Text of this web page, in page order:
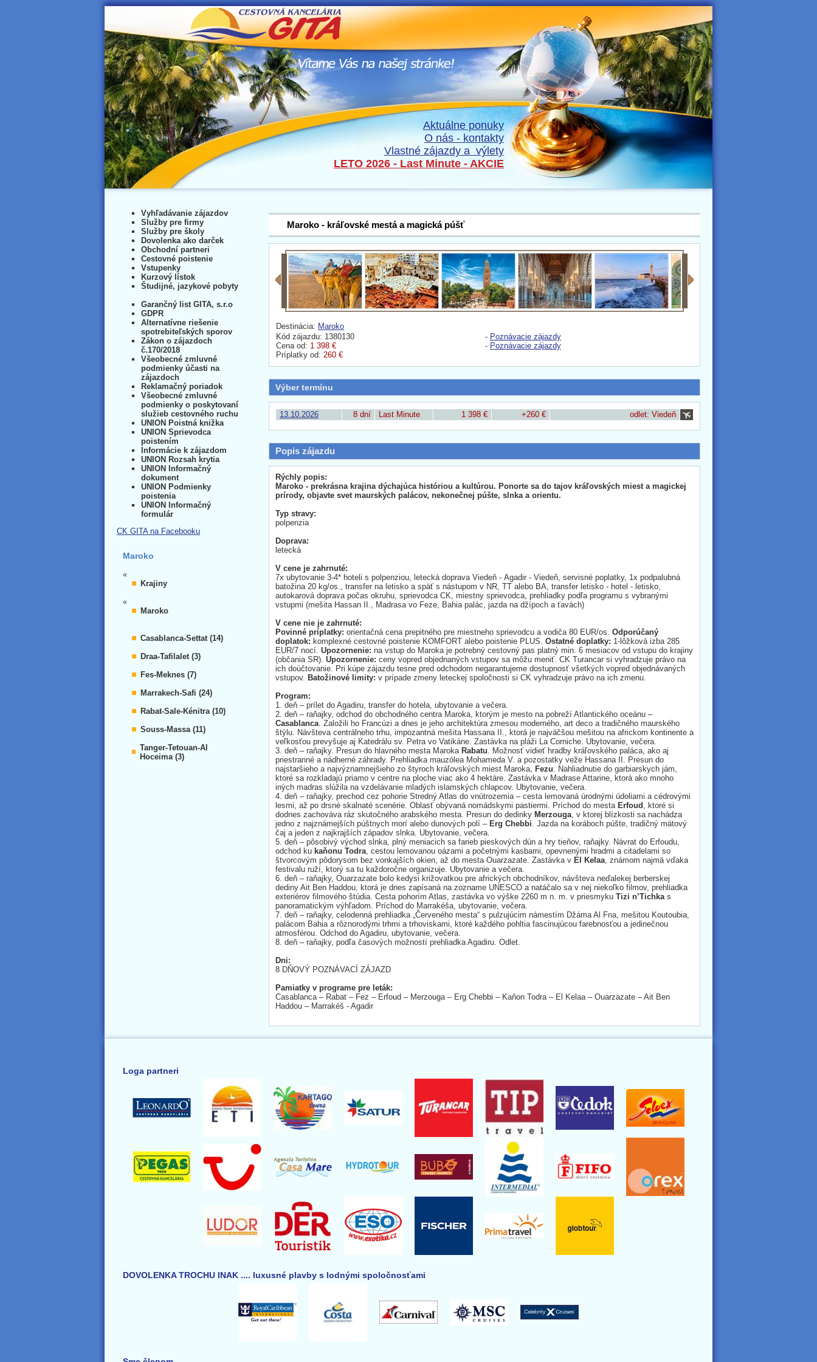
Aktuálne ponuky
O nás - kontakty
Vlastné zájazdy a výlety
LETO 2026 - Last Minute - AKCIE
Maroko - kráľovské mestá a magická púšť
Destinácia: Maroko
Kód zájazdu: 1380130
Cena od: 1 398 €
Príplatky od: 260 €
- Poznávacie zájazdy
- Poznávacie zájazdy
Výber termínu
13.10.2026 8 dní Last Minute 1 398 € +260 € odlet: Viedeň
Popis zájazdu
Rýchly popis:
Maroko - prekrásna krajina dýchajúca históriou a kultúrou. Ponorte sa do tajov kráľovských miest a magickej
prírody, objavte svet maurských palácov, nekonečnej púšte, slnka a orientu.
Typ stravy:
polpenzia
Doprava:
letecká
V cene je zahrnuté:
7x ubytovanie 3-4* hoteli s polpenziou, letecká doprava Viedeň - Agadir - Viedeň, servisné poplatky, 1x podpalubná
batožina 20 kg/os., transfer na letisko a späť s nástupom v NR, TT alebo BA, transfer letisko - hotel - letisko,
autokarová doprava počas okruhu, sprievodca CK, miestny sprievodca, prehliadky podľa programu s vybranými
vstupmi (mešita Hassan II., Madrasa vo Feze, Bahia palác, jazda na džípoch a ťavách)
V cene nie je zahrnuté:
Povinné príplatky: orientačná cena prepitného pre miestneho sprievodcu a vodiča 80 EUR/os. Odporúčaný
doplatok: komplexné cestovné poistenie KOMFORT alebo poistenie PLUS. Ostatné doplatky: 1-lôžková izba 285
EUR/7 nocí. Upozornenie: na vstup do Maroka je potrebný cestovný pas platný min. 6 mesiacov od vstupu do krajiny
(občania SR). Upozornenie: ceny vopred objednaných vstupov sa môžu meniť. CK Turancar si vyhradzuje právo na
ich doúčtovanie. Pri kúpe zájazdu tesne pred odchodom negarantujeme dostupnosť všetkých vopred objednávaných
vstupov. Batožinové limity: v prípade zmeny leteckej spoločnosti si CK vyhradzuje právo na ich zmenu.
Program:
1. deň – prílet do Agadiru, transfer do hotela, ubytovanie a večera.
2. deň – raňajky, odchod do obchodného centra Maroka, ktorým je mesto na pobreží Atlantického oceánu –
Casablanca. Založili ho Francúzi a dnes je jeho architektúra zmesou moderného, art deco a tradičného maurského
štýlu. Návšteva centrálneho trhu, impozantná mešita Hassana II., ktorá je najväčšou mešitou na africkom kontinente a
veľkosťou prevyšuje aj Katedrálu sv. Petra vo Vatikáne. Zastávka na pláži La Corniche. Ubytovanie, večera.
3. deň – raňajky. Presun do hlavného mesta Maroka Rabatu. Možnosť vidieť hradby kráľovského paláca, ako aj
priestranné a nádherné záhrady. Prehliadka mauzólea Mohameda V. a pozostatky veže Hassana II. Presun do
najstaršieho a najvýznamnejšieho zo štyroch kráľovských miest Maroka, Fezu. Nahliadnutie do garbiarskych jám,
ktoré sa rozkladajú priamo v centre na ploche viac ako 4 hektáre. Zastávka v Madrase Attarine, ktorá ako mnoho
iných madras slúžila na vzdelávanie mladých islamských chlapcov. Ubytovanie, večera.
4. deň – raňajky, prechod cez pohorie Stredný Atlas do vnútrozemia – cesta lemovaná úrodnými údoliami a cédrovými
lesmi, až po drsné skalnaté scenérie. Oblasť obývaná nomádskymi pastiermi. Príchod do mesta Erfoud , ktoré si
dodnes zachováva ráz skutočného arabského mesta. Presun do dedinky Merzouga, v ktorej blízkosti sa nachádza
jedno z najznámejších púštnych morí alebo dunových polí – Erg Chebbi. Jazda na koráboch púšte, tradičný mätový
čaj a jeden z najkrajších západov slnka. Ubytovanie, večera.
5. deň – pôsobivý východ slnka, plný meniacich sa farieb pieskových dún a hry tieňov, raňajky. Návrat do Erfoudu,
odchod ku kaňonu Todra, cestou lemovanou oázami a početnými kasbami, opevnenými hradmi a citadelami so
štvorcovým pôdorysom bez vonkajších okien, až do mesta Ouarzazate. Zastávka v El Kelaa, známom najmä vďaka
festivalu ruží, ktorý sa tu každoročne organizuje. Ubytovanie a večera.
6. deň – raňajky, Ouarzazate bolo kedysi križovatkou pre afrických obchodníkov, návšteva neďalekej berberskej
dediny Ait Ben Haddou, ktorá je dnes zapísaná na zozname UNESCO a natáčalo sa v nej niekoľko filmov, prehliadka
exteriérov filmového štúdia. Cesta pohorím Atlas, zastávka vo výške 2260 m n. m. v priesmyku Tizi n’Tichka s
panoramatickým výhľadom. Príchod do Marrakéša, ubytovanie, večera.
7. deň – raňajky, celodenná prehliadka „Červeného mesta“ s pulzujúcim námestím Džáma Al Fna, mešitou Koutoubia,
palácom Bahia a rôznorodými trhmi a trhoviskami, ktoré každého pohltia fascinujúcou farebnosťou a jedinečnou
atmosférou. Odchod do Agadiru, ubytovanie, večera.
8. deň – raňajky, podľa časových možností prehliadka Agadiru. Odlet.
Dni:
8 DŇOVÝ POZNÁVACÍ ZÁJAZD
Pamiatky v programe pre leták:
Casablanca – Rabat – Fez – Erfoud – Merzouga – Erg Chebbi – Kaňon Todra – El Kelaa – Ouarzazate – Ait Ben
Haddou – Marrakéš - Agadir
Vyhľadávanie zájazdov
Služby pre firmy
Služby pre školy
Dovolenka ako darček
Obchodní partneri
Cestovné poistenie
Vstupenky
Kurzový lístok
Študijné, jazykové pobyty
Garančný list GITA, s.r.o
GDPR
Alternatívne riešenie
spotrebiteľských sporov
Zákon o zájazdoch
č.170/2018
Všeobecné zmluvné
podmienky účasti na
zájazdoch
Reklamačný poriadok
Všeobecné zmluvné
podmienky o poskytovaní
služieb cestovného ruchu
UNION Poistná knižka
UNION Sprievodca
poistením
Informácie k zájazdom
UNION Rozsah krytia
UNION Informačný
dokument
UNION Podmienky
poistenia
UNION Informačný
formulár
CK GITA na Facebooku
Maroko
«
Krajiny
«
Maroko
Casablanca-Settat (14)
Draa-Tafilalet (3)
Fes-Meknes (7)
Marrakech-Safi (24)
Rabat-Sale-Kénitra (10)
Souss-Massa (11)
Tanger-Tetouan-Al
Hoceima (3)
Loga partneri
DOVOLENKA TROCHU INAK .... luxusné plavby s lodnými spoločnosťami